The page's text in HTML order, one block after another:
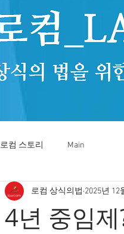
로컴 스토리 Main
4년 중임
로컴 상식의법 2025년 12